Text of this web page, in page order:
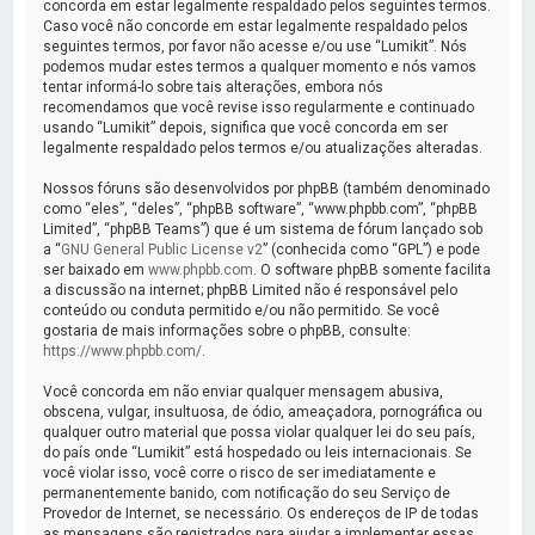
concorda em estar legalmente respaldado pelos seguintes termos.
Caso você não concorde em estar legalmente respaldado pelos
seguintes termos, por favor não acesse e/ou use “Lumikit”. Nós
podemos mudar estes termos a qualquer momento e nós vamos
tentar informá-lo sobre tais alterações, embora nós
recomendamos que você revise isso regularmente e continuado
usando “Lumikit” depois, significa que você concorda em ser
legalmente respaldado pelos termos e/ou atualizações alteradas.
Nossos fóruns são desenvolvidos por phpBB (também denominado
como “eles”, “deles”, “phpBB software”, “www.phpbb.com”, “phpBB
Limited”, “phpBB Teams”) que é um sistema de fórum lançado sob
a “GNU General Public License v2” (conhecida como “GPL”) e pode
ser baixado emwww.phpbb.com . O software phpBB somente facilita
a discussão na internet; phpBB Limited não é responsável pelo
conteúdo ou conduta permitido e/ou não permitido. Se você
gostaria de mais informações sobre o phpBB, consulte:
https://www.phpbb.com/
Você concorda em não enviar qualquer mensagem abusiva,
obscena, vulgar, insultuosa, de ódio, ameaçadora, pornográfica ou
qualquer outro material que possa violar qualquer lei do seu país,
do país onde “Lumikit” está hospedado ou leis internacionais. Se
você violar isso, você corre o risco de ser imediatamente e
permanentemente banido, com notificação do seu Serviço de
Provedor de Internet, se necessário. Os endereços de IP de todas